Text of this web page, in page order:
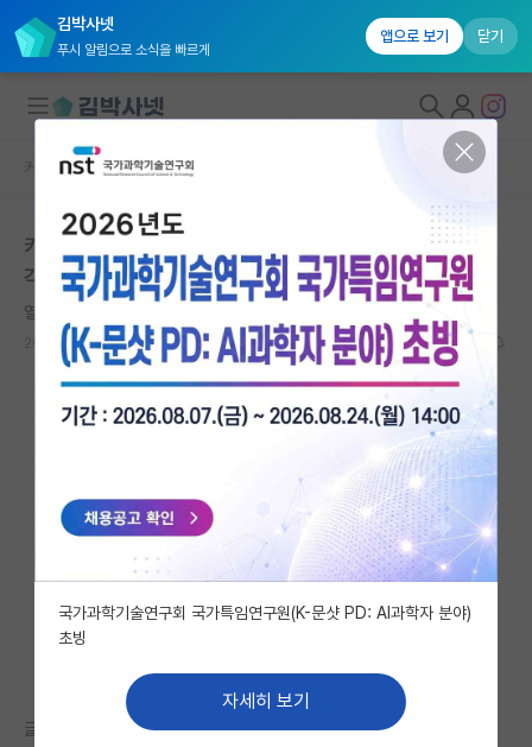
김박사넷
푸시 알림으로 소식을 빠르게
앱으로 보기 닫기
연구실&오픈랩
커뮤니티
커뮤니티 홈
IF 명예의전당
자유 게시판(아무개랩)
미국 유학 게시판
미국 대학원 합격 후기 게시판
대학원생 모집 게시판
커뮤니티 홈 자유 게시판(아무개랩)
카이스트 AI 대학원 교원 분들은 카이스트가 아니라고 생
각하는 것 같은데 ㅋㅋㅋㅋ
열정적인 쿠르트 괴델
2024.06.03 14 6368
글에 아래 댓글에 보면,,
국가과학기술연구회 국가특임연구원(K-문샷 PD: AI과학자 분야)
초빙
자세히 보기